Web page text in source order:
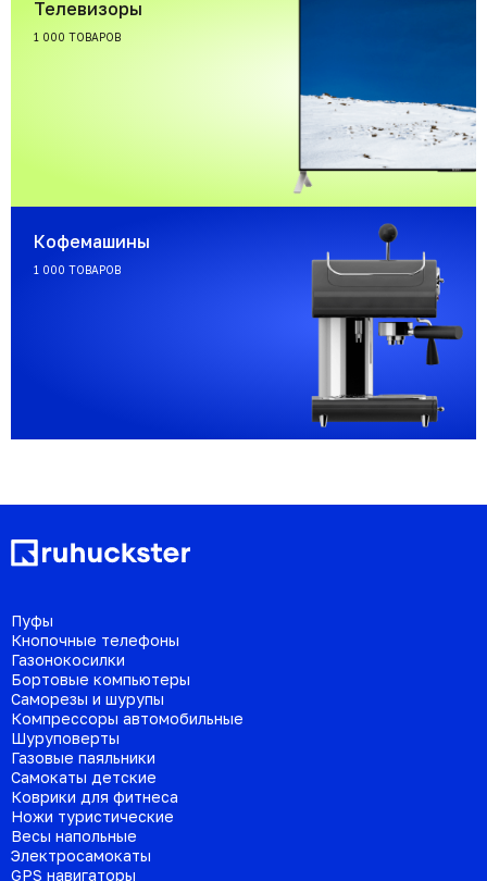
Телевизоры
1 000 ТОВАРОВ
Кофемашины
1 000 ТОВАРОВ
Пуфы
Кнопочные телефоны
Газонокосилки
Бортовые компьютеры
Саморезы и шурупы
Компрессоры автомобильные
Шуруповерты
Газовые паяльники
Самокаты детские
Коврики для фитнеса
Ножи туристические
Весы напольные
Электросамокаты
GPS навигаторы